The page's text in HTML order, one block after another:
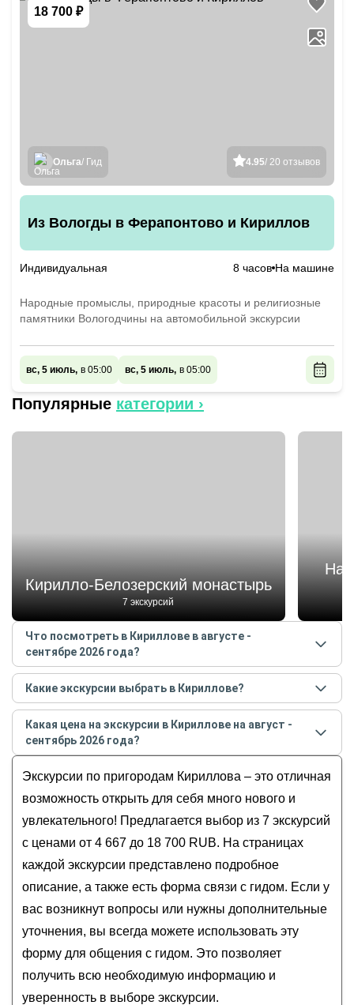
18 700 ₽
4.95/ 20 отзывов
Ольга/ Гид
Из Вологды в Ферапонтово и Кириллов
Индивидуальная 8 часов На машине
Народные промыслы, природные красоты и религиозные
памятники Вологодчины на автомобильной экскурсии
вс, 5 июль, в 05:00 вс, 5 июль, в 05:00
Популярные категории ›
Кирилло-Белозерский монастырь
7 экскурсий
Что посмотреть в Кириллове в августе -
сентябре 2026 года?
Самые популярные местав Кирилловев августе -
сентябре 2026года:
Кирилло-Белозерский монастырь
Национальный парк «Русский Север»
Горицкий монастырь
Казанский собор
Ферапонтов монастырь
Какие экскурсии выбрать в Кириллове?
Самые популярные экскурсиив Кирилловев
августе - сентябре 2026года:
Вокруг Кирилло-Белозерского монастыря
Добро пожаловать в Кириллов!
Монастыри Северной Фиваиды: Кирилло-
Белозерский, Горицкий, Ферапонтов
В гостях у мастера корабельного дела
Экскурсия в музей-лавку Кирилловских купцовъ
Какая цена на экскурсии в Кириллове на август -
сентябрь 2026 года?
сентябрь 2026года от 4 667до 18 700 RUB
Экскурсии по пригородам Кириллова – это отличная
возможность открыть для себя много нового и
увлекательного! Предлагается выбор из 7 экскурсий
с ценами от 4 667 до 18 700 RUB. На страницах
каждой экскурсии представлено подробное
описание, а также есть форма связи с гидом. Если у
вас возникнут вопросы или нужны дополнительные
уточнения, вы всегда можете использовать эту
форму для общения с гидом. Это позволяет
получить всю необходимую информацию и
уверенность в выборе экскурсии.